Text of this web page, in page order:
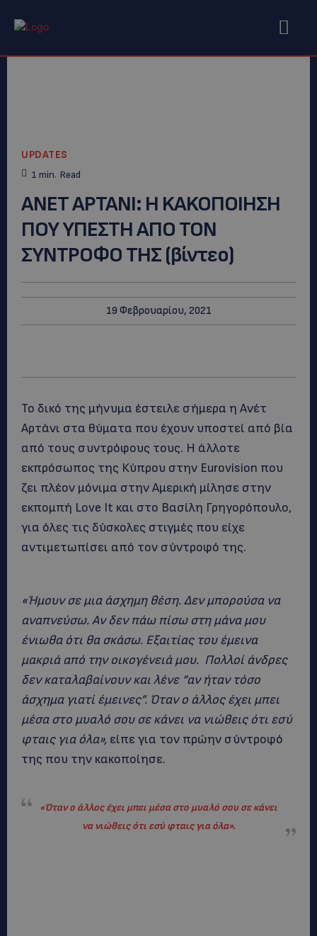
UPDATES
1 min. Read
ΑΝΕΤ ΑΡΤΑΝΙ: H KAKOΠΟΙΗΣΗ
ΠΟΥ ΥΠΕΣΤΗ ΑΠΟ ΤΟΝ
ΣΥΝΤΡΟΦΟ ΤΗΣ (βίντεο)
19 Φεβρουαρίου, 2021
Το δικό της μήνυμα έστειλε σήμερα η Ανέτ
Αρτάνι στα θύματα που έχουν υποστεί από βία
από τους συντρόφους τους. Η άλλοτε
εκπρόσωπος της Κύπρου στην Eurovision που
ζει πλέον μόνιμα στην Αμερική μίλησε στην
εκπομπή Love It και στο Βασίλη Γρηγορόπουλο,
για όλες τις δύσκολες στιγμές που είχε
αντιμετωπίσει από τον σύντροφό της.
«Ήμουν σε μια άσχημη θέση. Δεν μπορούσα να
αναπνεύσω. Αν δεν πάω πίσω στη μάνα μου
ένιωθα ότι θα σκάσω. Εξαιτίας του έμεινα
μακριά από την οικογένειά μου. Πολλοί άνδρες
δεν καταλαβαίνουν και λένε “αν ήταν τόσο
άσχημα γιατί έμεινες”. Όταν ο άλλος έχει μπει
μέσα στο μυαλό σου σε κάνει να νιώθεις ότι εσύ
φταις για όλα», είπε για τον πρώην σύντροφό
της που την κακοποίησε.
«Όταν ο άλλος έχει μπει μέσα στο μυαλό σου σε κάνει
να νιώθεις ότι εσύ φταις για όλα».